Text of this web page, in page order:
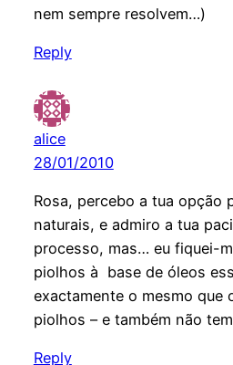
nem sempre resolvem…)
Reply
alice
28/01/2010
Rosa, percebo a tua opção
naturais, e admiro a tua
processo, mas… eu fiquei-
piolhos à base de óleos
exactamente o mesmo que
piolhos – e também não
Reply